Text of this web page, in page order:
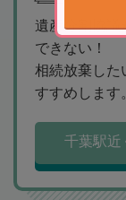
遺産分割協議
できない！
相続放棄した
すすめします
千葉駅近